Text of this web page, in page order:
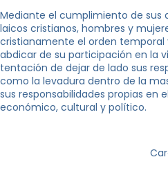
Mediante el cumplimiento de sus
laicos cristianos, hombres y
cristianamente el orden
abdicar de su participación en la
tentación de dejar de lado sus
como la levadura dentro de la
sus responsabilidades propias en
económico, cultural y político.